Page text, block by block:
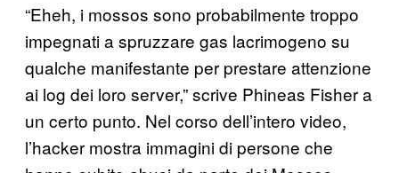
“Eheh, i mossos sono probabilmente troppo
impegnati a spruzzare gas lacrimogeno su
qualche manifestante per prestare attenzione
ai log dei loro server,” scrive Phineas Fisher a
un certo punto. Nel corso dell’intero video,
l’hacker mostra immagini di persone che